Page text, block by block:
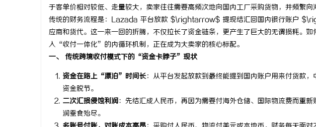
于客单价相对较低、走量较大，卖家往往需要高频次地向国内工厂采购货物，并频繁向
传统的财务流程是：Lazada 平台放款 $\rightarrow$ 提现结汇回国内银行账户
应商和货代。这一来一回的折腾，不仅拉长了资金链条，更产生了巨大的无谓损耗。
入“收付一体化”的内循环机制，正在成为大卖家的核心标配。
一、 传统跨境收付模式下的“资金卡脖子”现状
资金在路上“漂泊”时间长：从平台发起放款到最终能提到国内账户用来付货款
资金脱节。
二次汇损侵蚀利润：先结汇成人民币，再因为需要付海外仓储、国际物流费而重
润蚕食殆尽。